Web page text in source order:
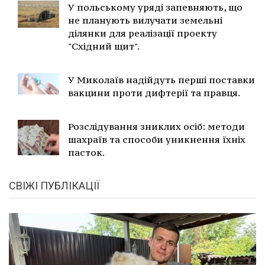
У польському уряді запевняють, що
не планують вилучати земельні
ділянки для реалізації проекту
"Східний щит".
У Миколаїв надійдуть перші поставки
вакцини проти дифтерії та правця.
Розслідування зниклих осіб: методи
шахраїв та способи уникнення їхніх
пасток.
СВІЖІ ПУБЛІКАЦІЇ